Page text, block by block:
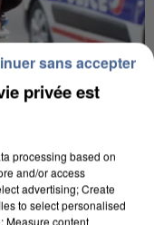
privée est
processing based on
and/or access
advertising; Create
to select personalised
Measure content
sans accepter